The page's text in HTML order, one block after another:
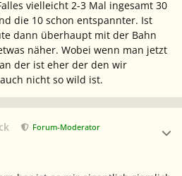
vielleicht 2-3 Mal ingesamt 30
die 10 schon entspannter. Ist
dann überhaupt mit der Bahn
näher. Wobei wenn man jetzt
der ist eher der den wir
nicht so wild ist.
Forum-Moderator